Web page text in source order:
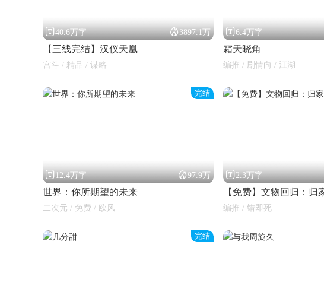
40.6万字 3897.1万
【三线完结】汉仪天凰
宫斗 / 精品 / 谋略
6.4万字
霜天晓角
编推 / 剧情向 / 江湖
完结
12.4万字 97.9万
世界：你所期望的未来
二次元 / 免费 / 欧风
2.3万字
【免费】文物回归：归
编推 / 错即死
完结